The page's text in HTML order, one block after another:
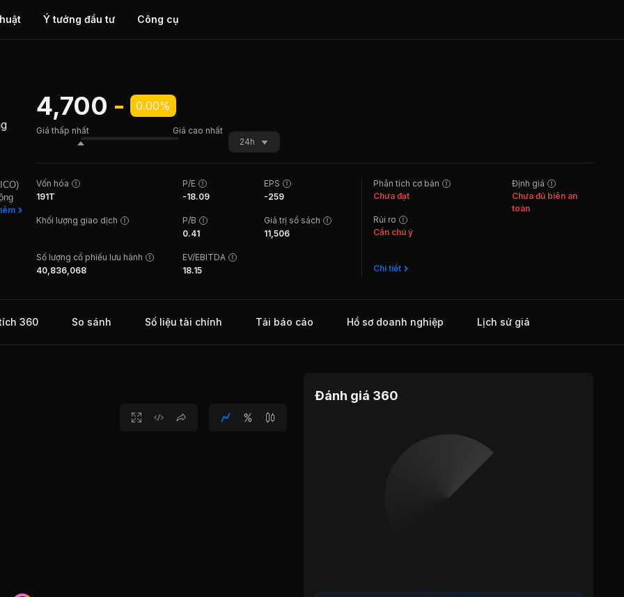
Ý tưởng đầu tư Công cụ
giấy
hệ
VID
4,700 - 0.00%
Giá thấp nhất
Giá cao nhất
24h
Vốn hóa
191T
P/E
-18.09
EPS
-259
Khối lượng giao dịch
P/B
0.41
Giá trị sổ sách
11,506
Số lượng cổ phiếu lưu hành
40,836,068
EV/EBITDA
18.15
Phân tích cơ bản
Chưa đạt
Rủi ro
Cần chú ý
Chi tiết
Định giá
Chưa đủ biên an
toàn
360 So sánh Số liệu tài chính Tải báo cáo Hồ sơ doanh nghiệp Lịch sử giá
Đánh giá 360